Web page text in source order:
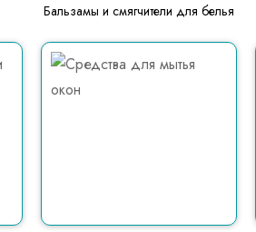
Бальзамы и смягчители для белья